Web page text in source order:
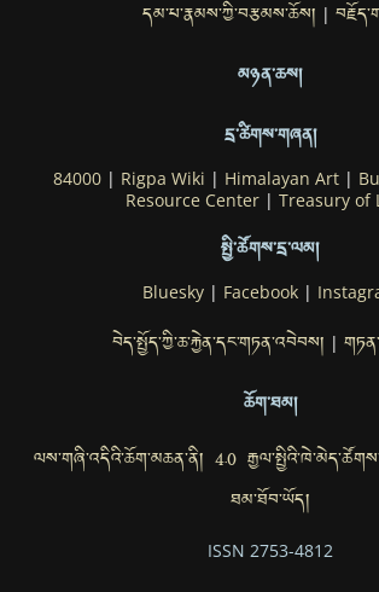
དམ་པ་རྣམས་ཀྱི་བརྩམས་ཆོས།
མཉན་ཆས།
དྲ་ཚིགས་གཞན།
84000| Rigpa Wiki Himalayan Art|
Resource Center
Treasury of
སྤྱི་ཚོགས་དྲ་ལམ།
Bluesky| Facebook|
བེད་སྤྱོད་ཀྱི་ཆ་རྐྱེན་དང་གཏན་འབེབས།
ཆོག་ཐམ།
ལས་གཞི་འདིའི་ཆོག་མཆན་ནི། 4.0
ཐམ་ཐོབ་ཡོད།
ISSN 2753-4812